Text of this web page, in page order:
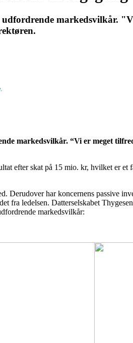
markedsvilkår.
markedsvilkår. “Vi er meget
efter skat på 15 mio. kr, hvilket er et
Derudover har koncernens passive
fra ledelsen. Datterselskabet
markedsvilkår: